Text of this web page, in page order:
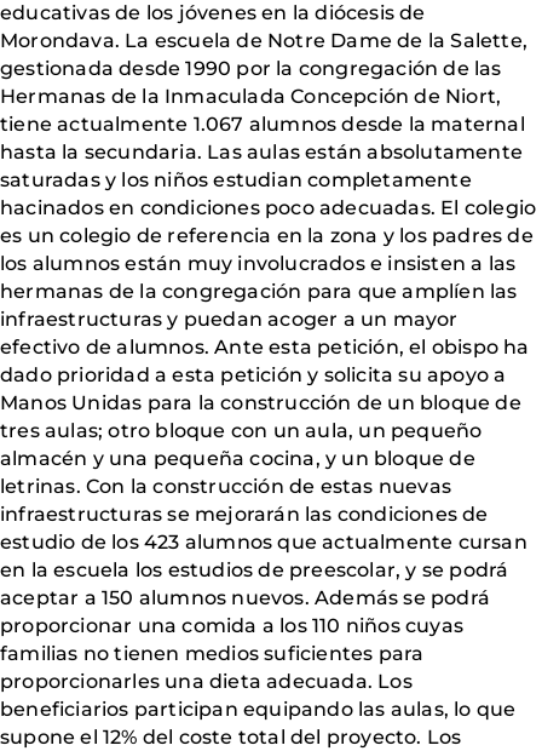
educativas de los jóvenes en la diócesis de
Morondava. La escuela de Notre Dame de la Salette,
gestionada desde 1990 por la congregación de las
Hermanas de la Inmaculada Concepción de Niort,
tiene actualmente 1.067 alumnos desde la maternal
hasta la secundaria. Las aulas están absolutamente
saturadas y los niños estudian completamente
hacinados en condiciones poco adecuadas. El colegio
es un colegio de referencia en la zona y los padres de
los alumnos están muy involucrados e insisten a las
hermanas de la congregación para que amplíen las
infraestructuras y puedan acoger a un mayor
efectivo de alumnos. Ante esta petición, el obispo ha
dado prioridad a esta petición y solicita su apoyo a
Manos Unidas para la construcción de un bloque de
tres aulas; otro bloque con un aula, un pequeño
almacén y una pequeña cocina, y un bloque de
letrinas. Con la construcción de estas nuevas
infraestructuras se mejorarán las condiciones de
estudio de los 423 alumnos que actualmente cursan
en la escuela los estudios de preescolar, y se podrá
aceptar a 150 alumnos nuevos. Además se podrá
proporcionar una comida a los 110 niños cuyas
familias no tienen medios suficientes para
proporcionarles una dieta adecuada. Los
beneficiarios participan equipando las aulas, lo que
supone el 12% del coste total del proyecto. Los